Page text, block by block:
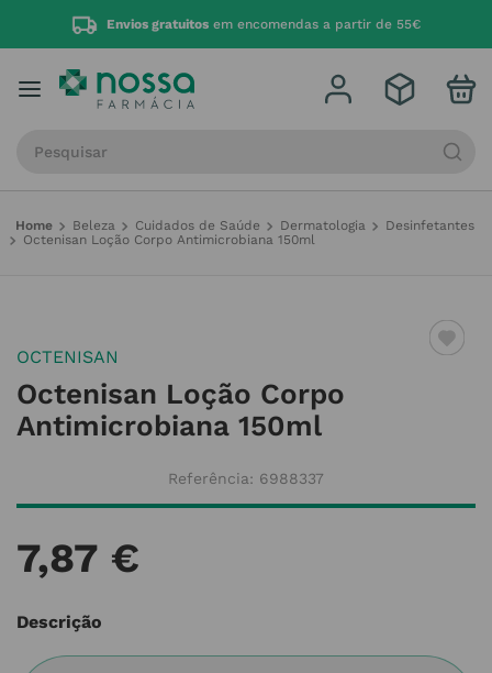
Envios gratuitos em encomendas a partir de 55€
Beleza Cuidados de Saúde Dermatologia
Desinfetantes
Octenisan Loção Corpo Antimicrobiana 150ml
OCTENISAN
Octenisan Loção Corpo
Antimicrobiana 150ml
Referência: 6988337
7,87 €
Descrição